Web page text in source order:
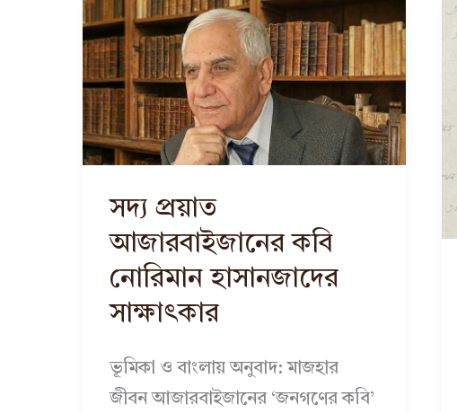
সদ্য প্রয়াত
আজারবাইজানের কবি
নোরিমান হাসানজাদের
সাক্ষাৎকার
ভূমিকা ও বাংলায় অনুবাদ: মাজহার
জীবন আজারবাইজানের ‘জনগণের কবি’